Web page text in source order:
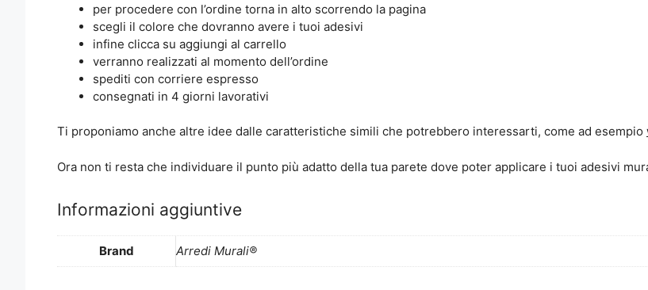
per procedere con l’ordine torna in alto scorrendo la pagina
scegli il colore che dovranno avere i tuoi adesivi
infine clicca su aggiungi al carrello
verranno realizzati al momento dell’ordine
spediti con corriere espresso
consegnati in 4 giorni lavorativi
Ti proponiamo anche altre idee dalle caratteristiche simili che potrebbero interessarti, come ad esempio
Ora non ti resta che individuare il punto più adatto della tua parete dove poter applicare i tuoi adesivi
Informazioni aggiuntive
Brand Arredi Murali®